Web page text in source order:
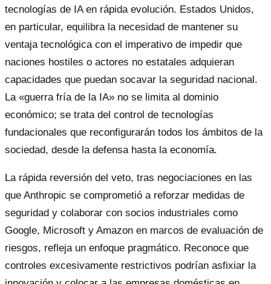
tecnologías de IA en rápida evolución. Estados Unidos,
en particular, equilibra la necesidad de mantener su
ventaja tecnológica con el imperativo de impedir que
naciones hostiles o actores no estatales adquieran
capacidades que puedan socavar la seguridad nacional.
La «guerra fría de la IA» no se limita al dominio
económico; se trata del control de tecnologías
fundacionales que reconfigurarán todos los ámbitos de la
sociedad, desde la defensa hasta la economía.
La rápida reversión del veto, tras negociaciones en las
que Anthropic se comprometió a reforzar medidas de
seguridad y colaborar con socios industriales como
Google, Microsoft y Amazon en marcos de evaluación de
riesgos, refleja un enfoque pragmático. Reconoce que
controles excesivamente restrictivos podrían asfixiar la